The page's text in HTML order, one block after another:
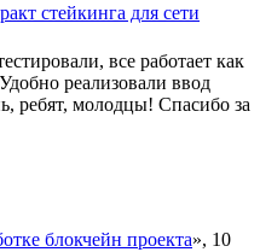
стейкинга для сети
все работает как
реализовали ввод
ребят, молодцы! Спасибо за
блокчейн проекта», 10